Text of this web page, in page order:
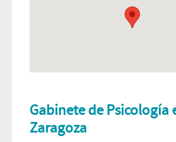
Gabinete de Psicología
Zaragoza